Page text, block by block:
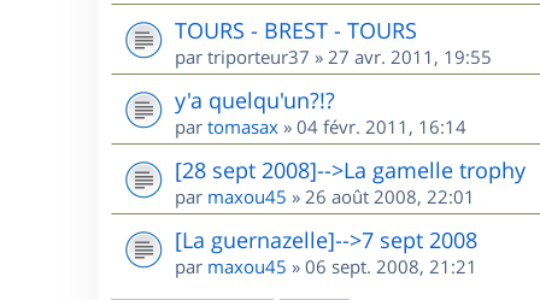
TOURS - BREST - TOURS
par triporteur37 » 27 avr. 2011, 19:55
y'a quelqu'un?!?
par tomasax » 04 févr. 2011, 16:14
[28 sept 2008]-->La gamelle trophy
par maxou45 » 26 août 2008, 22:01
[La guernazelle]-->7 sept 2008
par maxou45 » 06 sept. 2008, 21:21